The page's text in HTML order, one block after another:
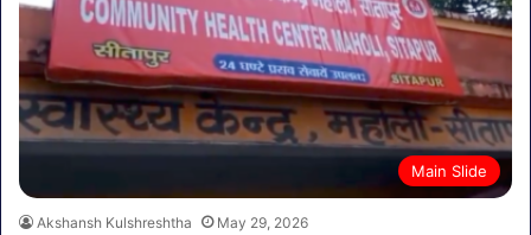
Main Slide
Akshansh Kulshreshtha May 29, 2026